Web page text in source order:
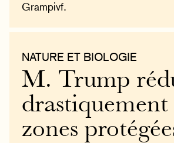
Grampivf.
NATURE ET BIOLOGIE
M. Trump
drastiquement
zones